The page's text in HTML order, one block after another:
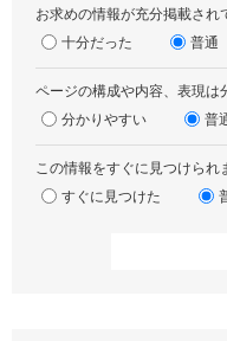
お求めの情報が充分掲載され
十分だった
普通
ページの構成や内容、表現は
分かりやすい
普
この情報をすぐに見つけられ
すぐに見つけた